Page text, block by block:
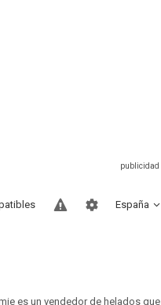
España
es un vendedor de helados que